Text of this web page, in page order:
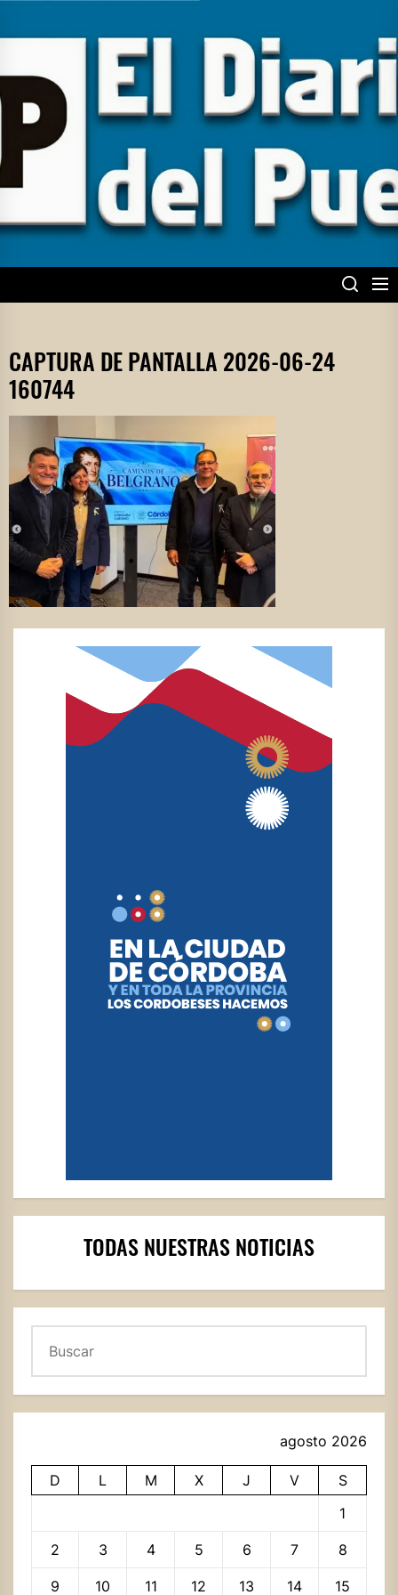
content
EL DIARIO DEL
PUEBLO
CAPTURA DE PANTALLA 2026-06-24
160744
TODAS NUESTRAS NOTICIAS
agosto 2026
D L M X J V
S
1
2 3 4 5 6 7 8
9 10 11 12 13 14 15